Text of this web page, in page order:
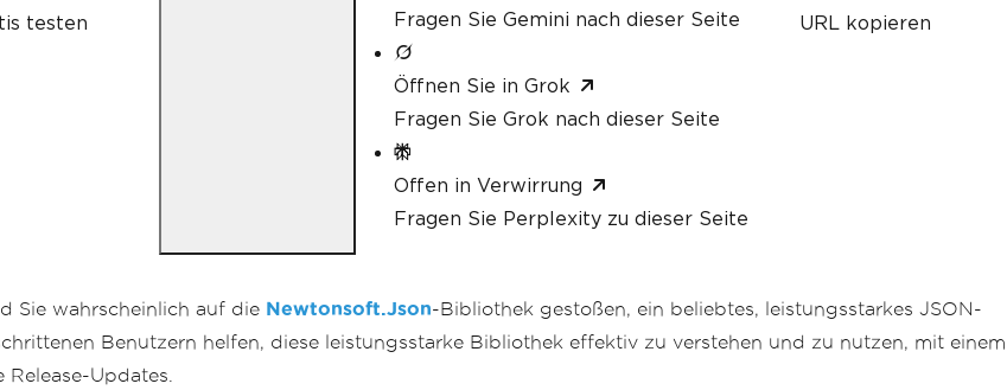
testen
Fragen Sie Gemini nach dieser Seite
Öffnen Sie in Grok
Fragen Sie Grok nach dieser Seite
Offen in Verwirrung
Fragen Sie Perplexity zu dieser Seite
URL kopieren
Sie wahrscheinlich auf die Newtonsoft.Json-Bibliothek gestoßen, ein beliebtes, leistungsstarkes JSON-
Benutzern helfen, diese leistungsstarke Bibliothek effektiv zu verstehen und zu nutzen, mit einem
Updates.